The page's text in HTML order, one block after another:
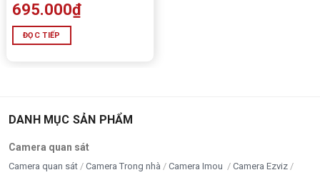
695.000₫
ĐỌC TIẾP
DANH MỤC SẢN PHẨM
Camera quan sát
Camera quan sát Camera Trong nhà Camera Imou
Camera Ezviz